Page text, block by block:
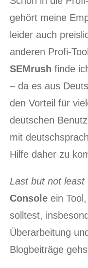
gehört meine
leider auch
anderen Profi-
SEMrush finde
– da es aus
den Vorteil für
deutschen
mit
Hilfe daher zu
Last but not least
Console ein
solltest,
Überarbeitung
Blogbeiträge